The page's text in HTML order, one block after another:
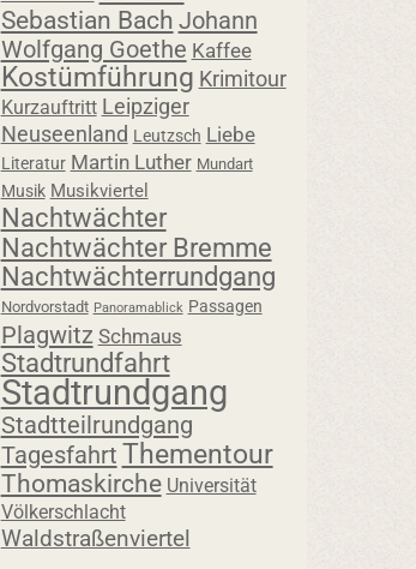
Sebastian Bach Johann
Wolfgang Goethe Kaffee
Kostümführung Krimitour
Kurzauftritt Leipziger
Neuseenland Leutzsch Liebe
Literatur Martin Luther Mundart
Musik Musikviertel
Nachtwächter
Nachtwächter Bremme
Nachtwächterrundgang
Nordvorstadt Panoramablick Passagen
Plagwitz Schmaus
Stadtrundfahrt
Stadtrundgang
Stadtteilrundgang
Tagesfahrt Thementour
Thomaskirche Universität
Völkerschlacht
Waldstraßenviertel